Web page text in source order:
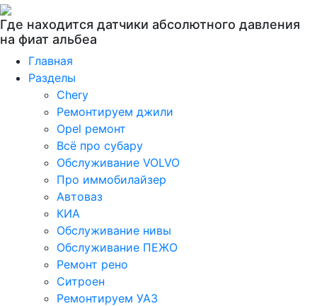
Где находится датчики абсолютного давления
на фиат альбеа
Главная
Разделы
Chery
Ремонтируем джили
Opel ремонт
Всё про субару
Обслуживание VOLVO
Про иммобилайзер
Автоваз
КИА
Обслуживание нивы
Обслуживание ПЕЖО
Ремонт рено
Ситроен
Ремонтируем УАЗ